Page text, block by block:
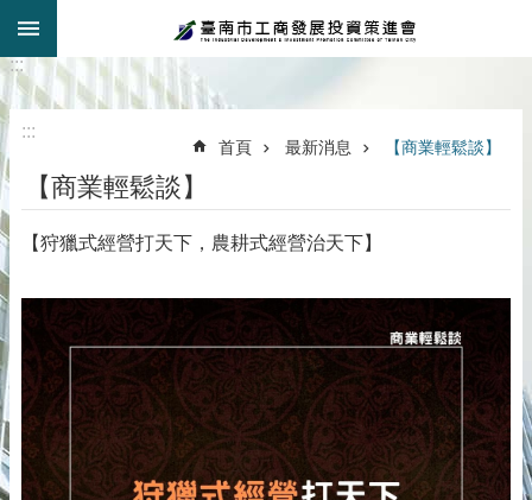
跳到主要內容區塊
:::
:::
首頁 最新消息 【商業輕鬆談】
【商業輕鬆談】
【狩獵式經營打天下，農耕式經營治天下】